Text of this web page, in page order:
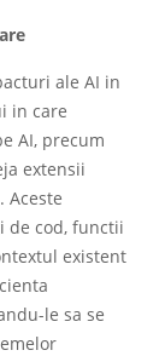
ale AI in
in care
AI, precum
extensii
de cod, functii
existent
le sa se